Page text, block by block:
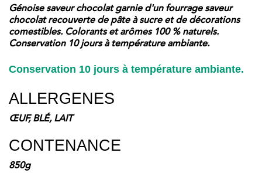
Génoise saveur chocolat garnie d'un fourrage saveur
chocolat recouverte de pâte à sucre et de décorations
comestibles. Colorants et arômes 100 % naturels.
Conservation 10 jours à température ambiante.
Conservation 10 jours à température ambiante.
ALLERGENES
ŒUF, BLÉ, LAIT
CONTENANCE
850g